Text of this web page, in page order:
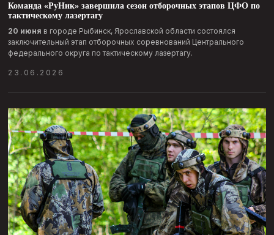
Команда «РуНик» завершила сезон отборочных этапов ЦФО по
тактическому лазертагу
20 июня в городе Рыбинск, Ярославской области состоялся
заключительный этап отборочных соревнований Центрального
федерального округа по тактическому лазертагу.
23.06.2026
Перейти ко всем новостям